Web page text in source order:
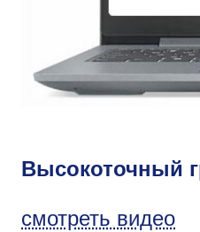
Высокоточный
смотреть видео